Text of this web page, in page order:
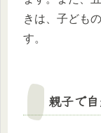
きは、子ども
す。
親子で